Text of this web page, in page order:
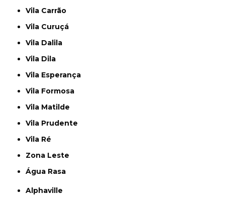
Vila Carrão
Vila Curuçá
Vila Dalila
Vila Dila
Vila Esperança
Vila Formosa
Vila Matilde
Vila Prudente
Vila Ré
Zona Leste
Água Rasa
Alphaville